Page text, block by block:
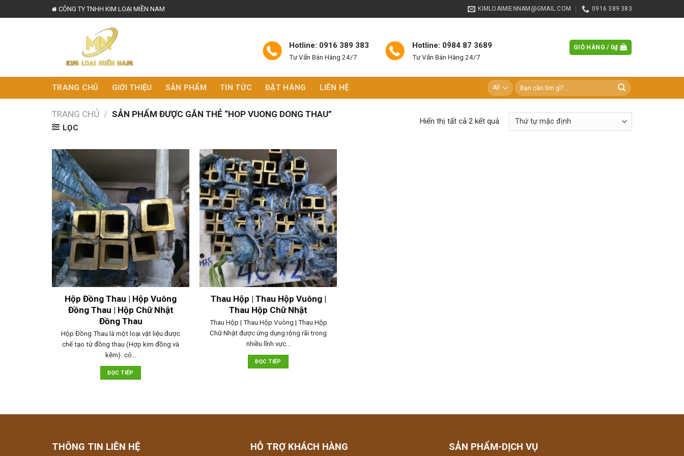
to
CÔNG TY TNHH KIM LOẠI MIỀN NAM KIMLOAIMIENNAM@GMAIL.COM 0916 389 383
Hotline: 0916 389 383
Tư Vấn Bán Hàng 24/7
Hotline: 0984 87 3689
Tư Vấn Bán Hàng 24/7
GIỎ HÀNG / 0₫
TRANG CHỦ GIỚI THIỆU SẢN PHẨM TIN TỨC ĐẶT HÀNG LIÊN HỆ
Tìm
kiếm:
TRANG CHỦ / SẢN PHẨM ĐƯỢC GẮN THẺ “HOP VUONG DONG THAU”
LỌC
Hiển thị tất cả 2 kết quả
Hộp Đồng Thau | Hộp Vuông
Đồng Thau | Hộp Chữ Nhật
Đồng Thau
Hộp Đồng Thau là một loại vật liệu được
chế tạo từ đồng thau (Hợp kim đồng và
kẽm). có…
ĐỌC TIẾP
Thau Hộp | Thau Hộp Vuông |
Thau Hộp Chữ Nhật
Thau Hộp | Thau Hộp Vuông | Thau Hộp
Chữ Nhật được ứng dụng rộng rãi trong
nhiều lĩnh vực…
ĐỌC TIẾP
THÔNG TIN LIÊN HỆ HỖ TRỢ KHÁCH HÀNG SẢN PHẨM-DỊCH VỤ